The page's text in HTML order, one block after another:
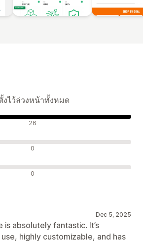
งไว้ล่วงหน้าทั้งหมด
26
0
0
Dec 5, 2025
is absolutely fantastic. It’s
highly customizable, and has